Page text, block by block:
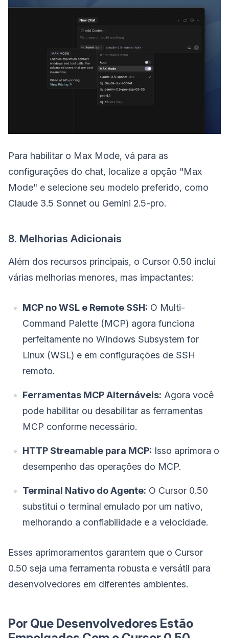
Para habilitar o Max Mode, vá para as
configurações do chat, localize a opção "Max
Mode" e selecione seu modelo preferido, como
Claude 3.5 Sonnet ou Gemini 2.5-pro.
8. Melhorias Adicionais
Além dos recursos principais, o Cursor 0.50 inclui
várias melhorias menores, mas impactantes:
MCP no WSL e Remote SSH: O Multi-
Command Palette (MCP) agora funciona
perfeitamente no Windows Subsystem for
Linux (WSL) e em configurações de SSH
remoto.
Ferramentas MCP Alternáveis: Agora você
pode habilitar ou desabilitar as ferramentas
MCP conforme necessário.
HTTP Streamable para MCP: Isso aprimora o
desempenho das operações do MCP.
Terminal Nativo do Agente: O Cursor 0.50
substitui o terminal emulado por um nativo,
melhorando a confiabilidade e a velocidade.
Esses aprimoramentos garantem que o Cursor
0.50 seja uma ferramenta robusta e versátil para
desenvolvedores em diferentes ambientes.
Por Que Desenvolvedores Estão